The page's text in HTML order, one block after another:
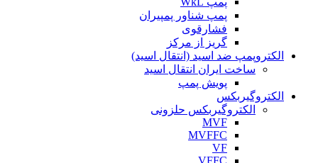
پمپ شناور پمپیران
فشارقوی
گریز از مرکز
الکتروپمپ ضد اسید (انتقال اسید)
ساخت ایران انتقال اسید
پویش پمپ
الکتروگیربکس
الکتروگیربکس حلزونی
MVF
MVFFC
VF
VFFC